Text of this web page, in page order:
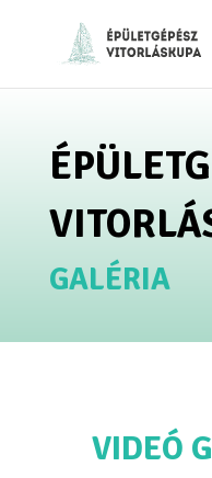
GALÉRIA
VIDEÓ